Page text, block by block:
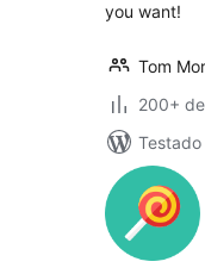
you want!
Tom
200+
Testado